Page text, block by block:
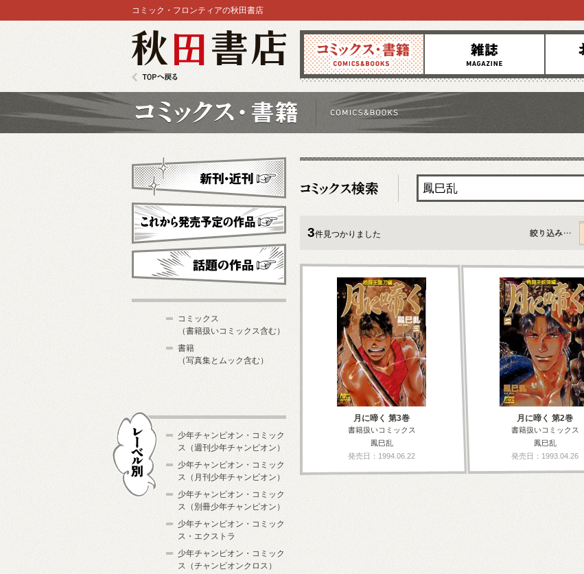
コミックス 雑誌 お知らせ
コミック・フロンティアの秋田書店
3件見つかりました
月に啼く 第3巻
書籍扱いコミックス
鳳巳乱
発売日：1994.06.22
月に啼く 第2巻
書籍扱いコミックス
鳳巳乱
発売日：1993.04.26
新刊・近刊
これから発売予定
コミックス
（書籍扱いコミックス含む）
書籍
（写真集とムック含む）
少年チャンピオン・コミック
ス（週刊少年チャンピオン）
少年チャンピオン・コミック
ス（月刊少年チャンピオン）
少年チャンピオン・コミック
ス（別冊少年チャンピオン）
少年チャンピオン・コミック
ス・エクストラ
少年チャンピオン・コミック
ス（チャンピオンクロス）